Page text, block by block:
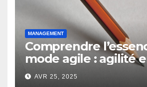
MANAGEMENT
Comprendre
mode agile : agilité
AVR 25, 2025